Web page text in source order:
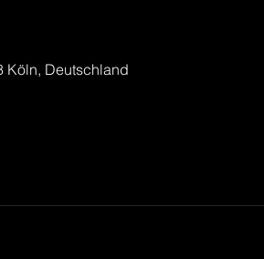
Köln, Deutschland